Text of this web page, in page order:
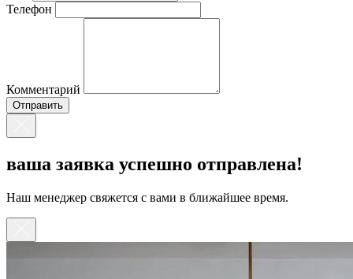
Телефон
Комментарий
ваша заявка успешно отправлена!
Наш менеджер свяжется с вами в ближайшее время.